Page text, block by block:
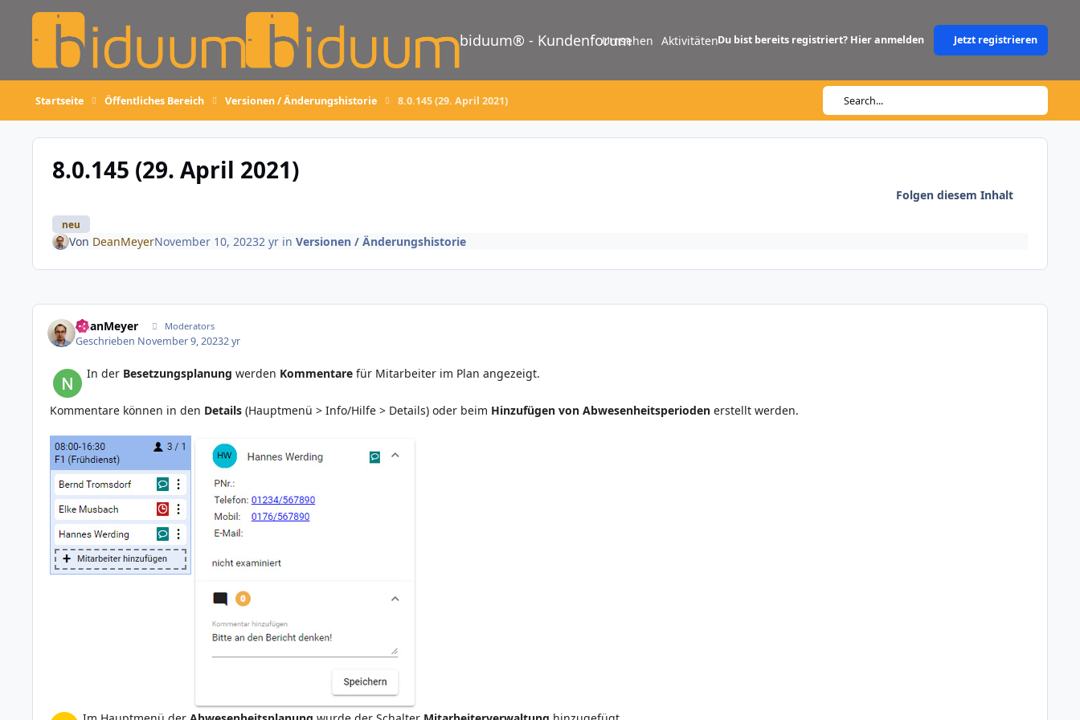
Skip to content
biduum® - Kundenforum
Umsehen AktivitätenDu bist bereits registriert? Hier anmelden Jetzt registrieren
Startseite Öffentliches Bereich Versionen / Änderungshistorie 8.0.145 (29. April 2021) Search...
8.0.145 (29. April 2021)
neu
Folgen diesem Inhalt
Von DeanMeyerNovember 10, 20232 yrin Versionen / Änderungshistorie
DeanMeyer Moderators
Geschrieben November 9, 20232 yr
In der Besetzungsplanung werden Kommentare für Mitarbeiter im Plan angezeigt.
Kommentare können in den Details (Hauptmenü > Info/Hilfe > Details) oder beim Hinzufügen von Abwesenheitsperioden erstellt werden.